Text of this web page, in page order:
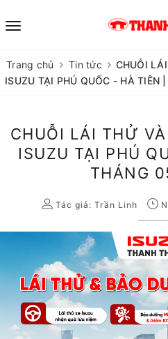
Trang chủ Tin tức
CHUỖI
ISUZU TẠI PHÚ QUỐC - HÀ TIÊN
CHUỖI LÁI THỬ
ISUZU TẠI PHÚ
THÁNG
Tác giả: Trần Linh